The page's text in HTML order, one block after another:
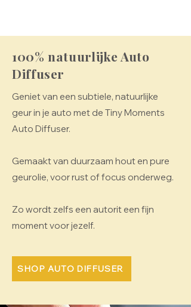
100% natuurlijke Auto
Diffuser
Geniet van een subtiele, natuurlijke
geur in je auto met de Tiny Moments
Auto Diffuser.
Gemaakt van duurzaam hout en pure
geurolie, voor rust of focus onderweg.
Zo wordt zelfs een autorit een fijn
moment voor jezelf.
SHOP AUTO DIFFUSER